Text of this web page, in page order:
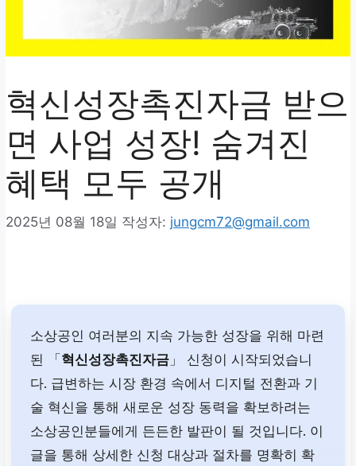
혁신성장촉진자금 받으
면 사업 성장! 숨겨진
혜택 모두 공개
2025년 08월 18일 작성자: jungcm72@gmail.com
소상공인 여러분의 지속 가능한 성장을 위해 마련
된 「 혁신성장촉진자금 」 신청이 시작되었습니
다. 급변하는 시장 환경 속에서 디지털 전환과 기
술 혁신을 통해 새로운 성장 동력을 확보하려는
소상공인분들에게 든든한 발판이 될 것입니다. 이
글을 통해 상세한 신청 대상과 절차를 명확히 확